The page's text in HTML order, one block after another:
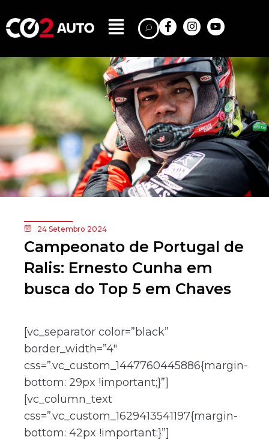
24 Setembro 2024
Campeonato de Portugal de
Ralis: Ernesto Cunha em
busca do Top 5 em Chaves
[vc_separator color=”black”
border_width=”4″
css=”.vc_custom_1447760445886{margin-
bottom: 29px !important;}”]
[vc_column_text
css=”.vc_custom_1629413541197{margin-
bottom: 42px !important;}”]